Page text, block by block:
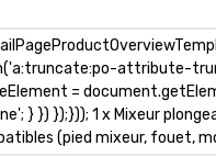
attribute-
=
} }) });})); 1 x Mixeur
(pied mixeur, fouet,